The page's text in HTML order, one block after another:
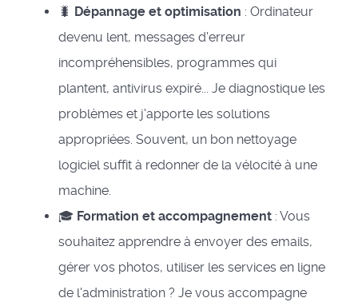
🐛 Dépannage et optimisation : Ordinateur
devenu lent, messages d'erreur
incompréhensibles, programmes qui
plantent, antivirus expiré... Je diagnostique les
problèmes et j'apporte les solutions
appropriées. Souvent, un bon nettoyage
logiciel suffit à redonner de la vélocité à une
machine.
🎓 Formation et accompagnement : Vous
souhaitez apprendre à envoyer des emails,
gérer vos photos, utiliser les services en ligne
de l'administration ? Je vous accompagne